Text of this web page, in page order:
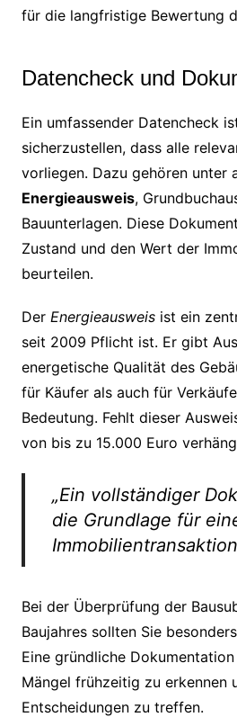
für die langfristige Bewertung
Datencheck und
Ein umfassender Datencheck
sicherzustellen, dass alle
vorliegen. Dazu gehören unter
Energieausweis,
Bauunterlagen. Diese
Zustand und den Wert der
beurteilen.
Der Energieausweisist ein
seit 2009 Pflicht ist. Er gibt
energetische Qualität des
für Käufer als auch für
Bedeutung. Fehlt dieser
von bis zu 15.000 Euro
„Ein vollständiger
die Grundlage für
Bei der Überprüfung der
Baujahres sollten Sie
Eine gründliche
Mängel frühzeitig zu erkennen
Entscheidungen zu treffen.